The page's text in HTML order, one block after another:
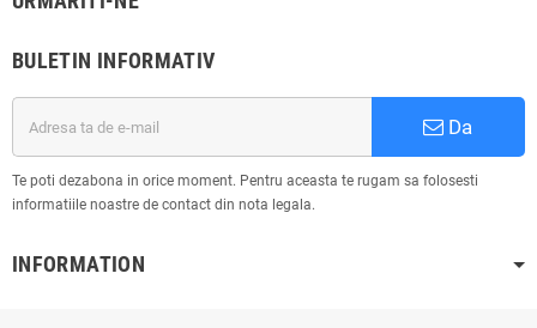
BULETIN INFORMATIV
Da
Te poti dezabona in orice moment. Pentru aceasta te rugam sa folosesti
informatiile noastre de contact din nota legala.
INFORMATION